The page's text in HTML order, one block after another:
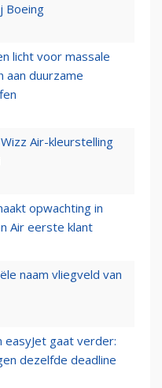
Boeing
licht voor massale
aan duurzame
Air-kleurstelling
opwachting in
Air eerste klant
naam vliegveld van
easyJet gaat verder:
dezelfde deadline